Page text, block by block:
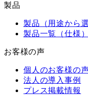
製品
製品（用途から選
製品一覧（仕様）
お客様の声
個人のお客様の
法人の導入事例
プレス掲載情報